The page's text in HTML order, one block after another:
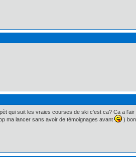
qui suit les vraies courses de ski c'est ca? Ca a
ma lancer sans avoir de témoignages avant
)